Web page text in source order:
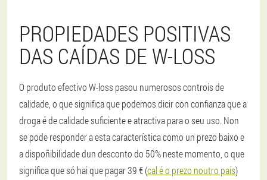
PROPIEDADES POSITIVAS
DAS CAÍDAS DE W-LOSS
O produto efectivo W-loss pasou numerosos controis de
calidade, o que significa que podemos dicir con confianza que a
droga é de calidade suficiente e atractiva para o seu uso. Non
se pode responder a esta característica como un prezo baixo e
a dispoñibilidade dun desconto do 50% neste momento, o que
significa que só hai que pagar 39 € (cal é o prezo noutro país)